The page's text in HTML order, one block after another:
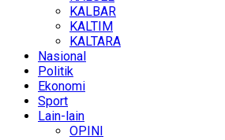
KALBAR
KALTIM
KALTARA
Nasional
Politik
Ekonomi
Sport
Lain-lain
OPINI